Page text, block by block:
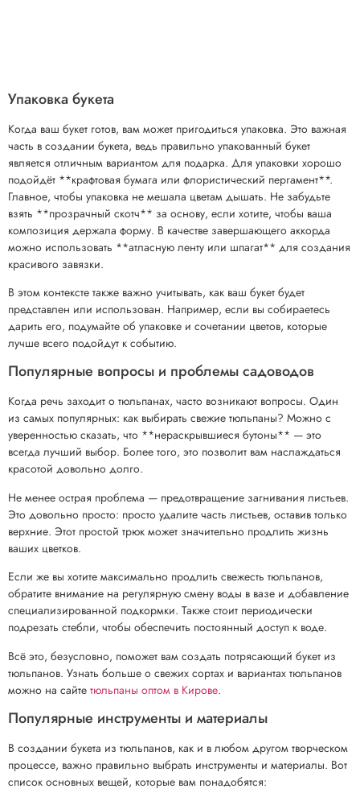
Упаковка букета
Когда ваш букет готов, вам может пригодиться упаковка. Это важная
часть в создании букета, ведь правильно упакованный букет
является отличным вариантом для подарка. Для упаковки хорошо
подойдёт **крафтовая бумага или флористический пергамент**.
Главное, чтобы упаковка не мешала цветам дышать. Не забудьте
взять **прозрачный скотч** за основу, если хотите, чтобы ваша
композиция держала форму. В качестве завершающего аккорда
можно использовать **атласную ленту или шпагат** для создания
красивого завязки.
В этом контексте также важно учитывать, как ваш букет будет
представлен или использован. Например, если вы собираетесь
дарить его, подумайте об упаковке и сочетании цветов, которые
лучше всего подойдут к событию.
Популярные вопросы и проблемы садоводов
Когда речь заходит о тюльпанах, часто возникают вопросы. Один
из самых популярных: как выбирать свежие тюльпаны? Можно с
уверенностью сказать, что **нераскрывшиеся бутоны** — это
всегда лучший выбор. Более того, это позволит вам наслаждаться
красотой довольно долго.
Не менее острая проблема — предотвращение загнивания листьев.
Это довольно просто: просто удалите часть листьев, оставив только
верхние. Этот простой трюк может значительно продлить жизнь
ваших цветков.
Если же вы хотите максимально продлить свежесть тюльпанов,
обратите внимание на регулярную смену воды в вазе и добавление
специализированной подкормки. Также стоит периодически
подрезать стебли, чтобы обеспечить постоянный доступ к воде.
Всё это, безусловно, поможет вам создать потрясающий букет из
тюльпанов. Узнать больше о свежих сортах и вариантах тюльпанов
можно на сайте тюльпаны оптом в Кирове.
Популярные инструменты и материалы
В создании букета из тюльпанов, как и в любом другом творческом
процессе, важно правильно выбрать инструменты и материалы. Вот
список основных вещей, которые вам понадобятся: